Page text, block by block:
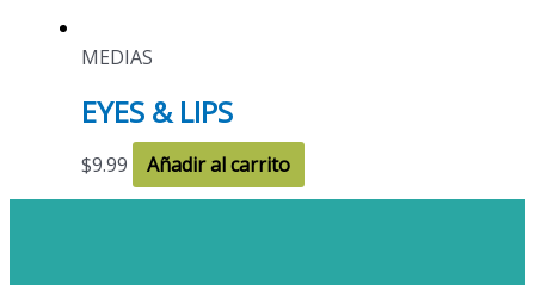
MEDIAS
EYES & LIPS
$9.99 Añadir al carrito